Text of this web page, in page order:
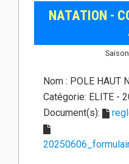
NATATION -
Nom : POLE HAUT
Catégorie: ELITE -
Document(s):